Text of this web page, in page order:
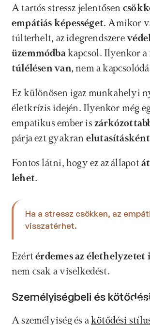
A tartós stressz jelentősen
empátiás képességet. Amikor
túlterhelt, az idegrendszere
üzemmódba
túlélésen van, nem a
Ez különösen igaz munkahelyi
életkrízis idején. Ilyenkor még
empatikus ember is
párja ezt gyakran elutasításként
Fontos látni, hogy ez az állapot
lehet.
Ha a stressz csökken, az
visszatérhet.
Ezért
nem csak a viselkedést.
Személyiségbeli és
A személyiség és a kötődési